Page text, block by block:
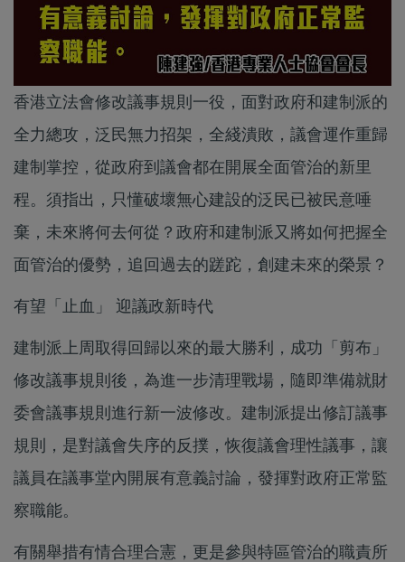
香港立法會修改議事規則一役，面對政府和建制派的
全力總攻，泛民無力招架，全綫潰敗，議會運作重歸
建制掌控，從政府到議會都在開展全面管治的新里
程。須指出，只懂破壞無心建設的泛民已被民意唾
棄，未來將何去何從？政府和建制派又將如何把握全
面管治的優勢，追回過去的蹉跎，創建未來的榮景？
有望「止血」 迎議政新時代
建制派上周取得回歸以來的最大勝利，成功「剪布」
修改議事規則後，為進一步清理戰場，隨即準備就財
委會議事規則進行新一波修改。建制派提出修訂議事
規則，是對議會失序的反撲，恢復議會理性議事，讓
議員在議事堂內開展有意義討論，發揮對政府正常監
察職能。
有關舉措有情合理合憲，更是參與特區管治的職責所